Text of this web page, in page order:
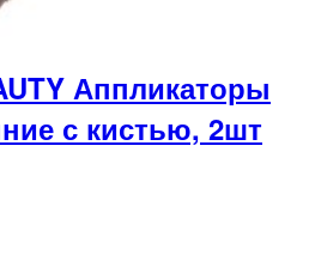
Аппликаторы
с кистью, 2шт